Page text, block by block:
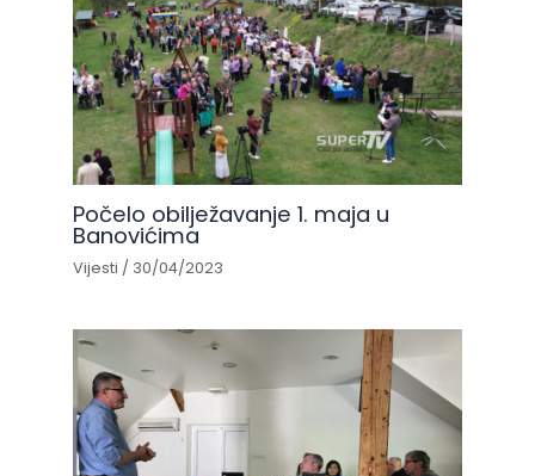
Počelo obilježavanje 1. maja u
Banovićima
Vijesti / 30/04/2023